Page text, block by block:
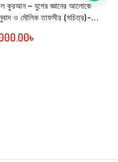
কুরআন – যুগের জ্ঞানের আলোকে
ও মৌলিক তাফসীর (সচিত্র)-
৳